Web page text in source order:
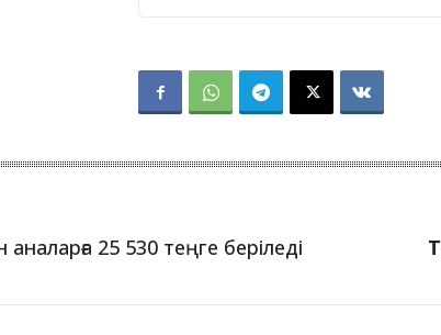
аналарға 25 530 теңге беріледі